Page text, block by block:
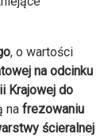
, o wartości
na odcinku
Krajowej do
na frezowaniu
ścieralnej